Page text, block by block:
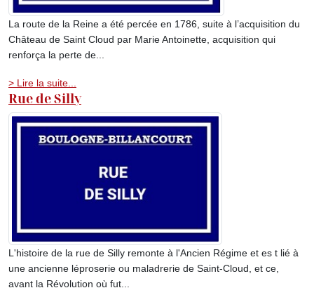
La route de la Reine a été percée en 1786, suite à l’acquisition du
Château de Saint Cloud par Marie Antoinette, acquisition qui
renforça la perte de...
> Lire la suite...
Rue de Silly
L'histoire de la rue de Silly remonte à l'Ancien Régime et es t lié à
une ancienne léproserie ou maladrerie de Saint-Cloud, et ce,
avant la Révolution où fut...